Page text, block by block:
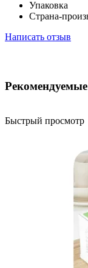
Упаковка
Страна-
Написать отзыв
Быстрый просмотр